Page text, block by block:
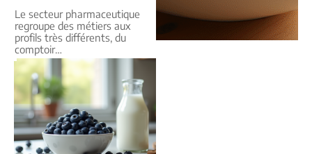
Le secteur pharmaceutique
regroupe des métiers aux
profils très différents, du
comptoir…